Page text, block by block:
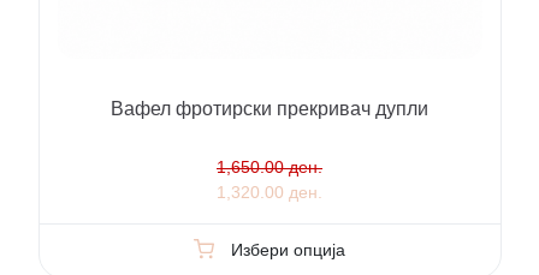
Вафел фротирски прекривач дупли
1,650.00 ден.
1,320.00 ден.
Избери опција